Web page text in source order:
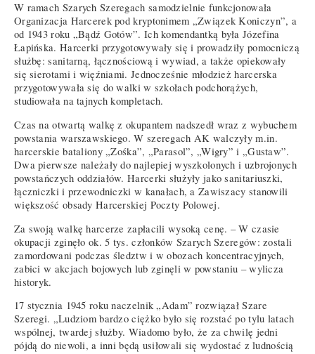
W ramach Szarych Szeregach samodzielnie funkcjonowała
Organizacja Harcerek pod kryptonimem „Związek Koniczyn”, a
od 1943 roku „Bądź Gotów”. Ich komendantką była Józefina
Łapińska. Harcerki przygotowywały się i prowadziły pomocniczą
służbę: sanitarną, łącznościową i wywiad, a także opiekowały
się sierotami i więźniami. Jednocześnie młodzież harcerska
przygotowywała się do walki w szkołach podchorążych,
studiowała na tajnych kompletach.
Czas na otwartą walkę z okupantem nadszedł wraz z wybuchem
powstania warszawskiego. W szeregach AK walczyły m.in.
harcerskie bataliony „Zośka”, „Parasol”, „Wigry” i „Gustaw”.
Dwa pierwsze należały do najlepiej wyszkolonych i uzbrojonych
powstańczych oddziałów. Harcerki służyły jako sanitariuszki,
łączniczki i przewodniczki w kanałach, a Zawiszacy stanowili
większość obsady Harcerskiej Poczty Polowej.
Za swoją walkę harcerze zapłacili wysoką cenę. – W czasie
okupacji zginęło ok. 5 tys. członków Szarych Szeregów: zostali
zamordowani podczas śledztw i w obozach koncentracyjnych,
zabici w akcjach bojowych lub zginęli w powstaniu – wylicza
historyk.
17 stycznia 1945 roku naczelnik „Adam” rozwiązał Szare
Szeregi. „Ludziom bardzo ciężko było się rozstać po tylu latach
wspólnej, twardej służby. Wiadomo było, że za chwilę jedni
pójdą do niewoli, a inni będą usiłowali się wydostać z ludnością